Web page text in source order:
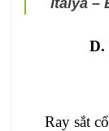
D.
Ray sắt